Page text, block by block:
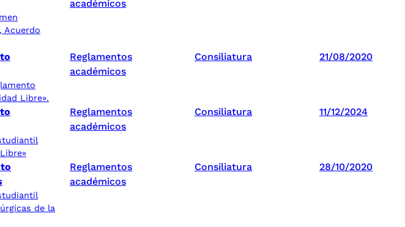
Acuerdo
académicos
Libre».
Reglamentos
académicos
Consiliatura 21/08/2020
Reglamentos
académicos
Consiliatura 11/12/2024
de la
Reglamentos
académicos
Consiliatura 28/10/2020